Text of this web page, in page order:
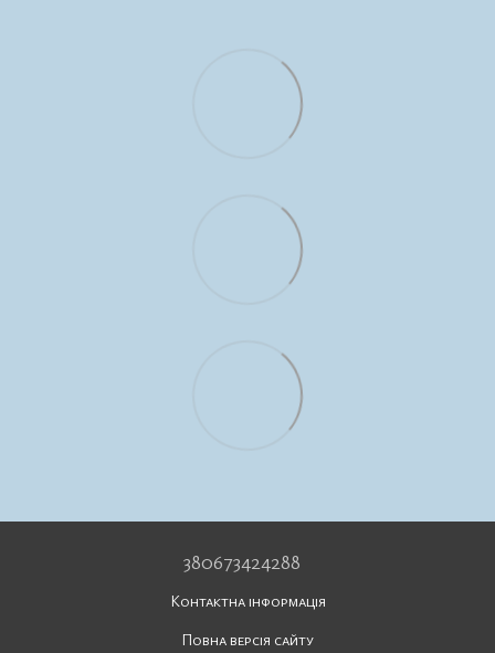
380673424288
Контактна інформація
Повна версія сайту